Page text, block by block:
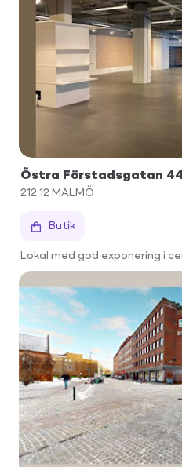
Östra Förstadsgatan 44
212 12 MALMÖ
Butik
Lokal med god exponering i